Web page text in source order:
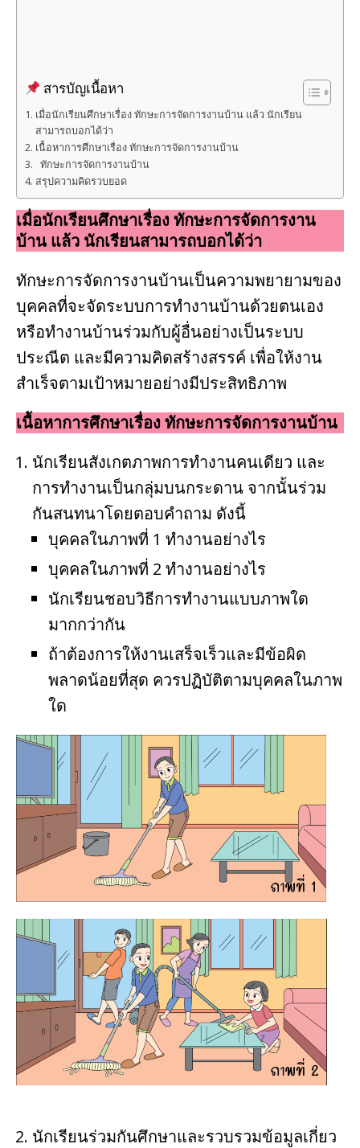
สารบัญเนื้อหา
เมื่อนักเรียนศึกษาเรื่อง ทักษะการจัดการงานบ้าน แล้ว นักเรียน
สามารถบอกได้ว่า
เนื้อหาการศึกษาเรื่อง ทักษะการจัดการงานบ้าน
ทักษะการจัดการงานบ้าน
สรุปความคิดรวบยอด
เมื่อนักเรียนศึกษาเรื่องทักษะการจัดการงาน
บ้าน แล้ว นักเรียนสามารถบอกได้ว่า
ทักษะการจัดการงานบ้านเป็นความพยายามของ
บุคคลที่จะจัดระบบการทำงานบ้านด้วยตนเอง
หรือทำงานบ้านร่วมกับผู้อื่นอย่างเป็นระบบ
ประณีต และมีความคิดสร้างสรรค์ เพื่อให้งาน
สำเร็จตามเป้าหมายอย่างมีประสิทธิภาพ
เนื้อหาการศึกษาเรื่องทักษะการจัดการงานบ้าน
นักเรียนสังเกตภาพการทำงานคนเดียว และ
การทำงานเป็นกลุ่มบนกระดาน จากนั้นร่วม
กันสนทนาโดยตอบคำถาม ดังนี้
บุคคลในภาพที่ 1 ทำงานอย่างไร
บุคคลในภาพที่ 2 ทำงานอย่างไร
นักเรียนชอบวิธีการทำงานแบบภาพใด
มากกว่ากัน
ถ้าต้องการให้งานเสร็จเร็วและมีข้อผิด
พลาดน้อยที่สุด ควรปฏิบัติตามบุคคลในภาพ
ใด
นักเรียนร่วมกันศึกษาและรวบรวมข้อมูลเกี่ยว